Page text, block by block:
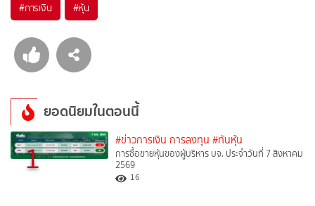
#การเงิน #หุ้น
ยอดนิยมในตอนนี้
1 #ข่าวการเงิน การลงทุน #ทันหุ้น
การซื้อขายหุ้นของผู้บริหาร บจ. ประจำวันที่ 7 สิงหาคม
2569
16